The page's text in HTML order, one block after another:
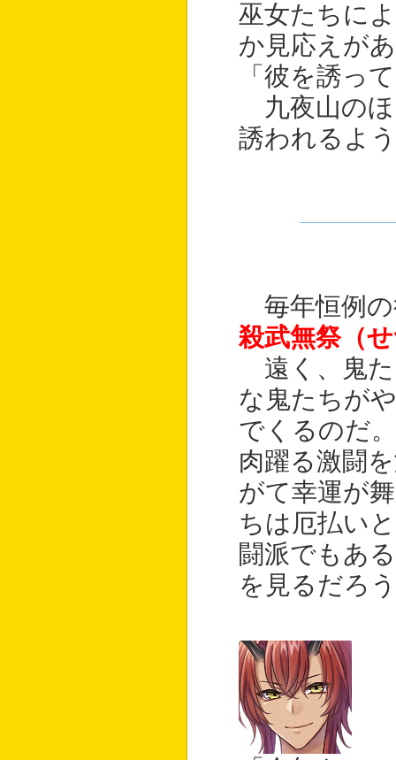
巫女たちに
か見応えが
「彼を誘っ
九夜山のほ
誘われるよ
毎年恒例の
殺武無祭（
遠く、鬼た
な鬼たちが
でくるのだ
肉躍る激闘
がて幸運が
ちは厄払い
闘派でもあ
を見るだろ